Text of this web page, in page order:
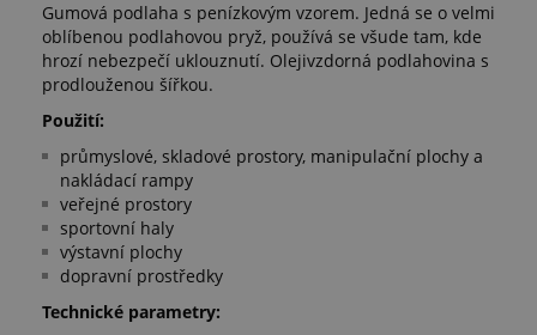
Gumová podlaha s penízkovým vzorem. Jedná se o velmi
oblíbenou podlahovou pryž, používá se všude tam, kde
hrozí nebezpečí uklouznutí. Olejivzdorná podlahovina s
prodlouženou šířkou.
Použití: ​
průmyslové, skladové prostory, manipulační plochy a
nakládací rampy
veřejné prostory
sportovní haly
výstavní plochy
dopravní prostředky
Technické parametry: